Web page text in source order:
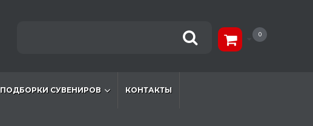
0
ПОДБОРКИ СУВЕНИРОВ КОНТАКТЫ